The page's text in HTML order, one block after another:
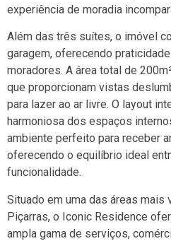
experiência de moradia
Além das três suítes, o imóvel
garagem, oferecendo
moradores. A área total de
que proporcionam vistas
para lazer ao ar livre. O layout
harmoniosa dos espaços
ambiente perfeito para receber
oferecendo o equilíbrio ideal
funcionalidade.
Situado em uma das áreas mais
Piçarras, o Iconic Residence
ampla gama de serviços,